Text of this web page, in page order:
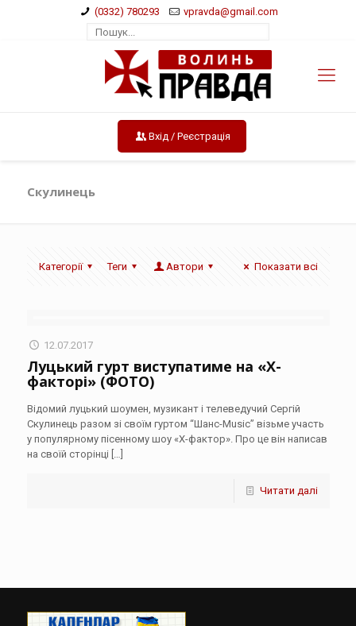
(0332) 780293 vpravda@gmail.com
Вхід / Реєстрація
Скулинець
Категорії Теги Автори Показати всі
12.07.2017
Луцький гурт виступатиме на «Х-
факторі» (ФОТО)
Відомий луцький шоумен, музикант і телеведучий Сергій
Скулинець разом зі своїм гуртом “Шанс-Music” візьме участь
у популярному пісенному шоу «Х-фактор». Про це він написав
на своїй сторінці […]
Читати далі